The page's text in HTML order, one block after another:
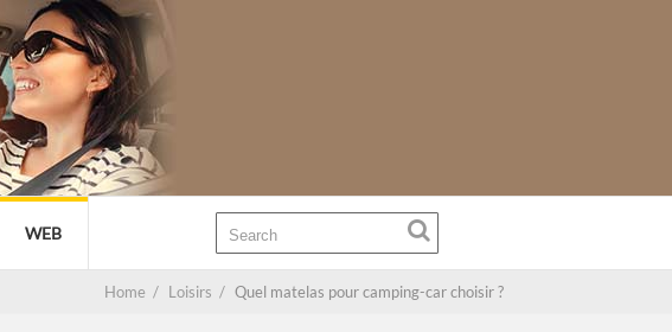
WEB
Home / Loisirs / Quel matelas pour camping-car choisir ?